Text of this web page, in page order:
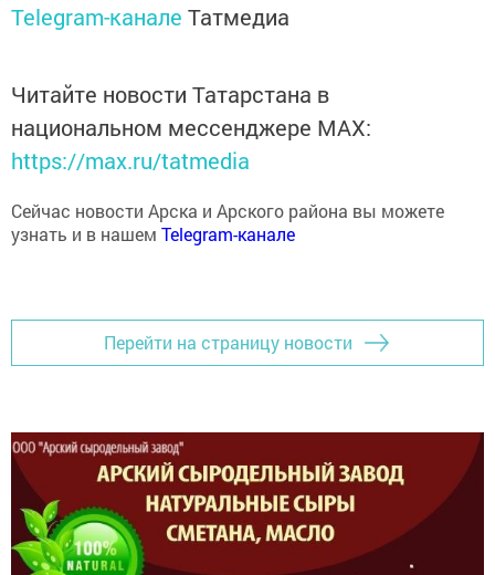
Telegram-канале Татмедиа
Читайте новости Татарстана в
национальном мессенджере MАХ:
https://max.ru/tatmedia
Сейчас новости Арска и Арского района вы можете
узнать и в нашем Telegram-канале
Перейти на страницу новости